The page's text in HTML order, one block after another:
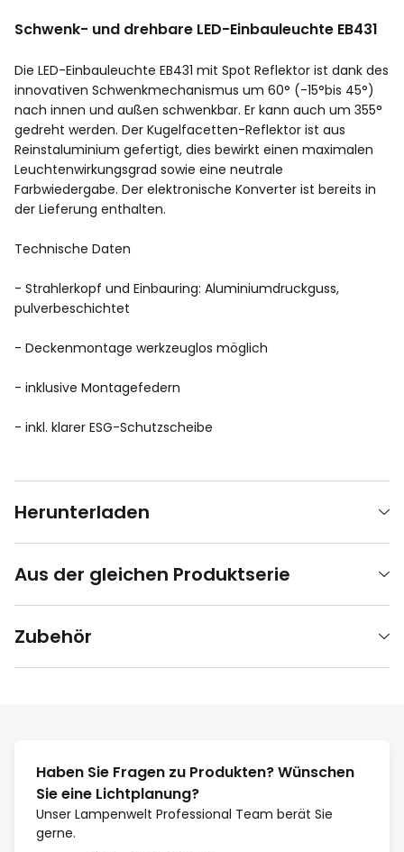
Schwenk- und drehbare LED-Einbauleuchte EB431
Die LED-Einbauleuchte EB431 mit Spot Reflektor ist dank des
innovativen Schwenkmechanismus um 60° (-15°bis 45°)
nach innen und außen schwenkbar. Er kann auch um 355°
gedreht werden. Der Kugelfacetten-Reflektor ist aus
Reinstaluminium gefertigt, dies bewirkt einen maximalen
Leuchtenwirkungsgrad sowie eine neutrale
Farbwiedergabe. Der elektronische Konverter ist bereits in
der Lieferung enthalten.
Technische Daten
- Strahlerkopf und Einbauring: Aluminiumdruckguss,
pulverbeschichtet
- Deckenmontage werkzeuglos möglich
- inklusive Montagefedern
- inkl. klarer ESG-Schutzscheibe
Herunterladen
Aus der gleichen Produktserie
Zubehör
Haben Sie Fragen zu Produkten? Wünschen
Sie eine Lichtplanung?
Unser Lampenwelt Professional Team berät Sie
gerne.